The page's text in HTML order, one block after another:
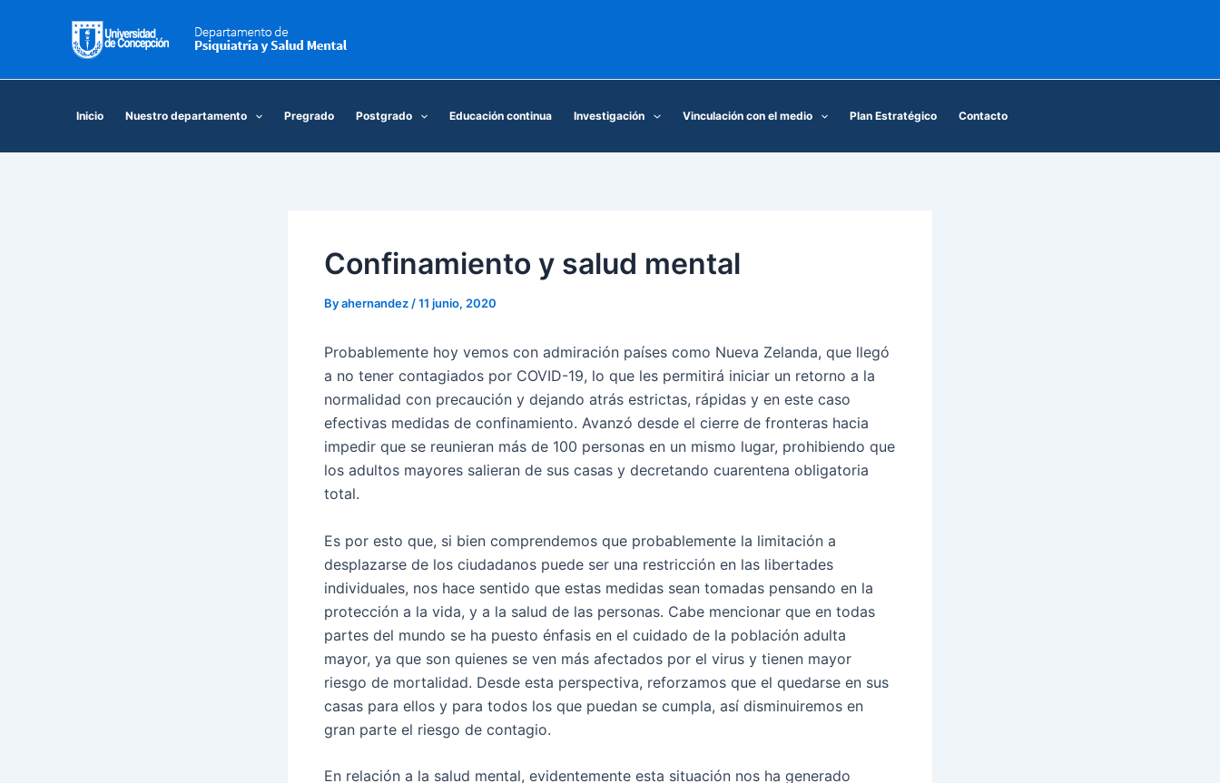
Inicio Nuestro departamento Pregrado Postgrado Educación continua Investigación Vinculación con el medio Plan Estratégico Contacto
Confinamiento y salud mental
Byahernandez /11 junio, 2020
Probablemente hoy vemos con admiración países como Nueva Zelanda, que llegó
a no tener contagiados por COVID-19, lo que les permitirá iniciar un retorno a la
normalidad con precaución y dejando atrás estrictas, rápidas y en este caso
efectivas medidas de confinamiento. Avanzó desde el cierre de fronteras hacia
impedir que se reunieran más de 100 personas en un mismo lugar, prohibiendo que
los adultos mayores salieran de sus casas y decretando cuarentena obligatoria
total.
Es por esto que, si bien comprendemos que probablemente la limitación a
desplazarse de los ciudadanos puede ser una restricción en las libertades
individuales, nos hace sentido que estas medidas sean tomadas pensando en la
protección a la vida, y a la salud de las personas. Cabe mencionar que en todas
partes del mundo se ha puesto énfasis en el cuidado de la población adulta
mayor, ya que son quienes se ven más afectados por el virus y tienen mayor
riesgo de mortalidad. Desde esta perspectiva, reforzamos que el quedarse en sus
casas para ellos y para todos los que puedan se cumpla, así disminuiremos en
gran parte el riesgo de contagio.
En relación a la salud mental, evidentemente esta situación nos ha generado